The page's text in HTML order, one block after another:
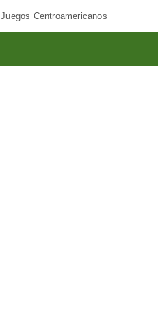
Juegos Centroamericanos